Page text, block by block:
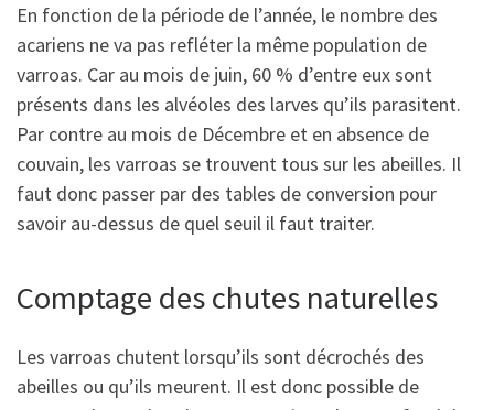
En fonction de la période de l’année, le nombre des
acariens ne va pas refléter la même population de
varroas. Car au mois de juin, 60 % d’entre eux sont
présents dans les alvéoles des larves qu’ils parasitent.
Par contre au mois de Décembre et en absence de
couvain, les varroas se trouvent tous sur les abeilles. Il
faut donc passer par des tables de conversion pour
savoir au-dessus de quel seuil il faut traiter.
Comptage des chutes naturelles
Les varroas chutent lorsqu’ils sont décrochés des
abeilles ou qu’ils meurent. Il est donc possible de